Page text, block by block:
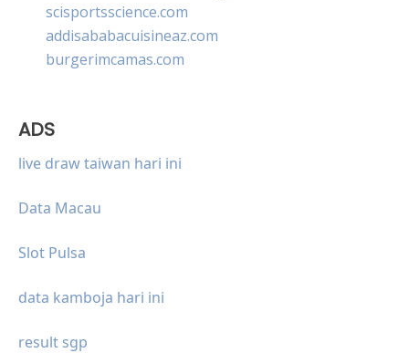
scisportsscience.com
addisababacuisineaz.com
burgerimcamas.com
ADS
live draw taiwan hari ini
Data Macau
Slot Pulsa
data kamboja hari ini
result sgp